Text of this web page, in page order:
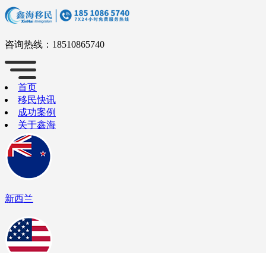
咨询热线： 18510865740
首页
移民快讯
成功案例
关于鑫海
新西兰